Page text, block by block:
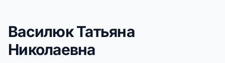
Василюк Татьяна
Николаевна